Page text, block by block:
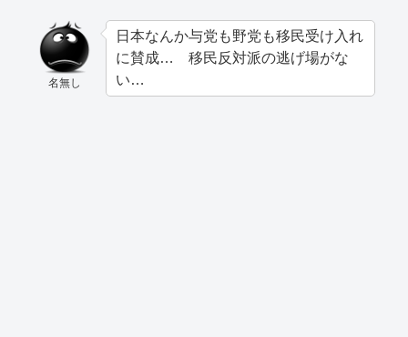
名無し
日本なんか与党も野党も移民受け入れ
に賛成… 移民反対派の逃げ場がな
い…